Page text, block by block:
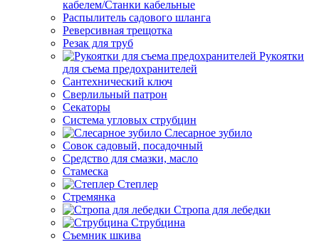
кабелем/Станки кабельные
Распылитель садового шланга
Реверсивная трещотка
Резак для труб
Рукоятки
для съема предохранителей
Сантехнический ключ
Сверлильный патрон
Секаторы
Система угловых струбцин
Слесарное зубило
Совок садовый, посадочный
Средство для смазки, масло
Стамеска
Степлер
Стремянка
Стропа для лебедки
Струбцина
Съемник шкива